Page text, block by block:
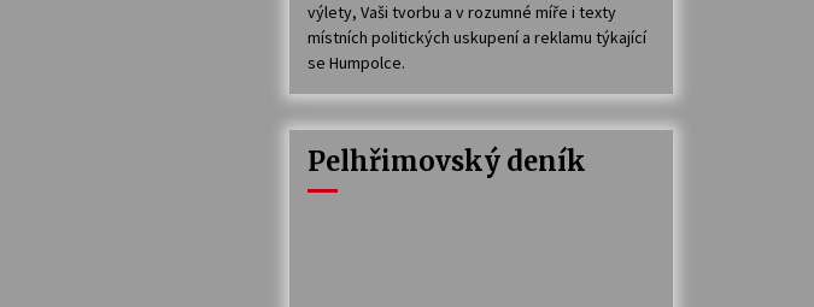
výlety, Vaši tvorbu a v rozumné míře i texty
místních politických uskupení a reklamu týkající
se Humpolce.
Pelhřimovský deník